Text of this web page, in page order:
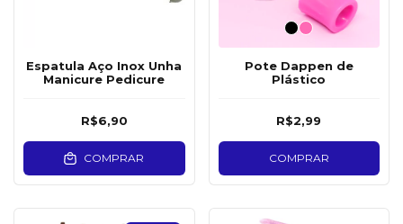
Espatula Aço Inox Unha
Manicure Pedicure
R$6,90
COMPRAR
Pote Dappen de
Plástico
R$2,99
COMPRAR